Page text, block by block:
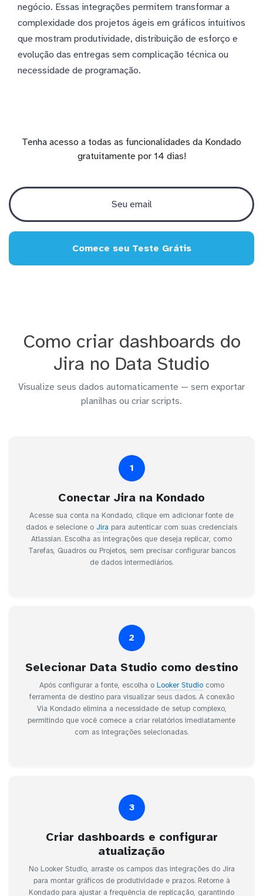
negócio. Essas integrações permitem transformar a
complexidade dos projetos ágeis em gráficos intuitivos
que mostram produtividade, distribuição de esforço e
evolução das entregas sem complicação técnica ou
necessidade de programação.
Tenha acesso a todas as funcionalidades da Kondado
gratuitamente por 14 dias!
Comece seu Teste Grátis
Como criar dashboards do
Jira no Data Studio
Visualize seus dados automaticamente — sem exportar
planilhas ou criar scripts.
1
Conectar Jira na Kondado
Acesse sua conta na Kondado, clique em adicionar fonte de
dados e selecione o Jira para autenticar com suas credenciais
Atlassian. Escolha as integrações que deseja replicar, como
Tarefas, Quadros ou Projetos, sem precisar configurar bancos
de dados intermediários.
2
Selecionar Data Studio como destino
Após configurar a fonte, escolha o Looker Studiocomo
ferramenta de destino para visualizar seus dados. A conexão
Via Kondado elimina a necessidade de setup complexo,
permitindo que você comece a criar relatórios imediatamente
com as integrações selecionadas.
3
Criar dashboards e configurar
atualização
No Looker Studio, arraste os campos das integrações do Jira
para montar gráficos de produtividade e prazos. Retorne à
Kondado para ajustar a frequência de replicação, garantindo